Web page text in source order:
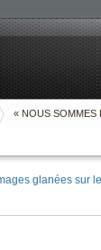
« NOUS SOMMES
glanées sur